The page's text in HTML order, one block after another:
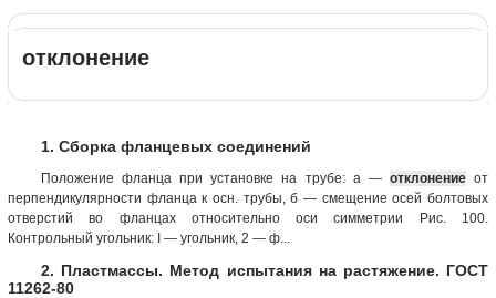
отклонение
1. Сборка фланцевых соединений
Положение фланца при установке на трубе: а — отклонениеот
перпендикулярности фланца к осн. трубы, б — смещение осей болтовых
отверстий во фланцах относительно оси симметрии Рис. 100.
Контрольный угольник: I — угольник, 2 — ф...
2. Пластмассы. Метод испытания на растяжение. ГОСТ
11262-80